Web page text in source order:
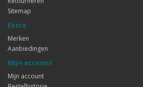
Sitemap
Extra
Merken
Aanbiedingen
Mijn account
Mijn account